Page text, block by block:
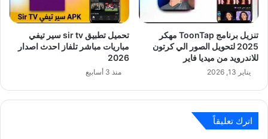
تنزيل برنامج ToonTap مهكر
2025 لتحويل الصور الي كرتون
للاندرويد من ميديا فاير
يناير 13, 2026
تحميل تطبيق sir tv سير تيفي
مباريات مباشر تلفاز احدث اصدار
2026
منذ 3 أسابيع
اترك تعليقاً